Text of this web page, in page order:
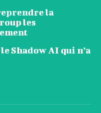
la
les
Shadow AI qui n’a